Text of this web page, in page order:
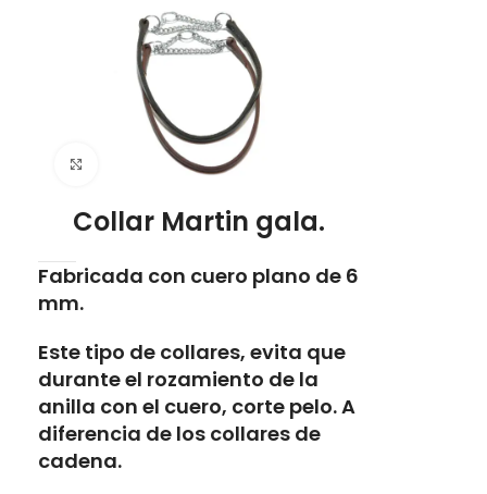
Click to enlarge
Collar Martin gala.
Fabricada con cuero plano de 6
mm.
Este tipo de collares, evita que
durante el rozamiento de la
anilla con el cuero, corte pelo. A
diferencia de los collares de
cadena.